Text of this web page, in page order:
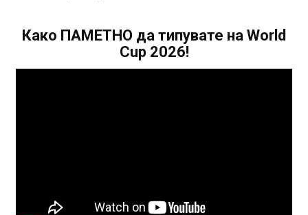
Како ПАМЕТНО да типувате на World
Cup 2026!